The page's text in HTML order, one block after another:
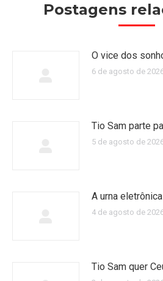
Postagens
O vice dos
6 de agosto de
Tio Sam parte
5 de agosto de
A urna
4 de agosto de
Tio Sam quer